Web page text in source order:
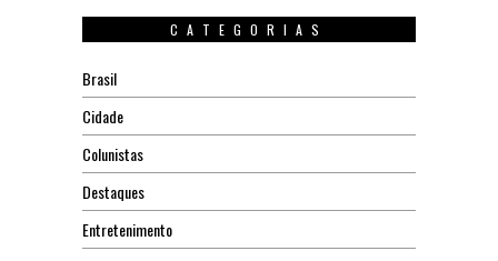
CATEGORIAS
Brasil
Cidade
Colunistas
Destaques
Entretenimento